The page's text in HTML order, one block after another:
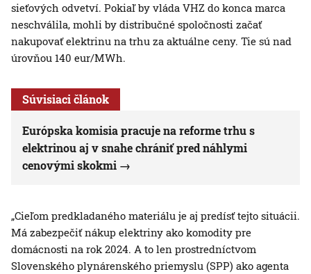
sieťových odvetví. Pokiaľ by vláda VHZ do konca marca
neschválila, mohli by distribučné spoločnosti začať
nakupovať elektrinu na trhu za aktuálne ceny. Tie sú nad
úrovňou 140 eur/MWh.
Súvisiaci článok
Európska komisia pracuje na reforme trhu s
elektrinou aj v snahe chrániť pred náhlymi
cenovými skokmi
„Cieľom predkladaného materiálu je aj predísť tejto situácii.
Má zabezpečiť nákup elektriny ako komodity pre
domácnosti na rok 2024. A to len prostredníctvom
Slovenského plynárenského priemyslu (SPP) ako agenta